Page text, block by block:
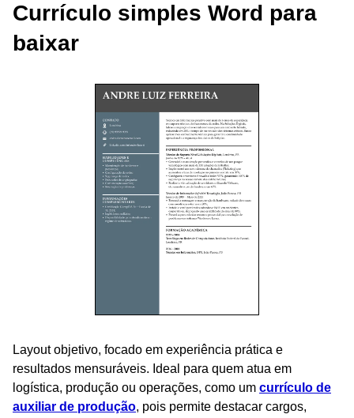
Currículo simples Word para
baixar
Layout objetivo, focado em experiência prática e
resultados mensuráveis. Ideal para quem atua em
logística, produção ou operações, como um currículo de
auxiliar de produção, pois permite destacar cargos,